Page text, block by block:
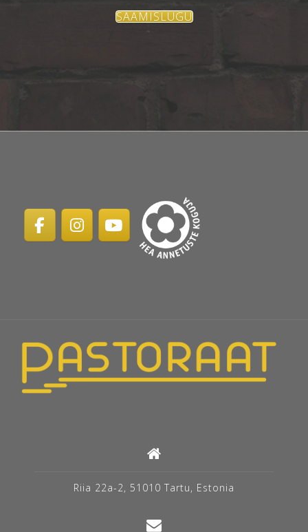
SAAMISLUGU
Riia 22a-2, 51010 Tartu, Estonia